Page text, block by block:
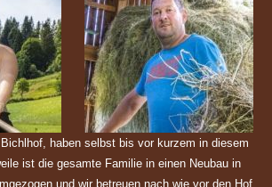
haben selbst bis vor kurzem in diesem
ist die gesamte Familie in einen Neubau in
und wir betreuen nach wie vor den Hof